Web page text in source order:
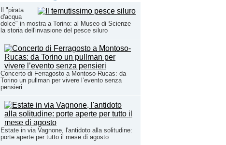
Il "pirata
d'acqua
dolce" in mostra a Torino: al Museo di Scienze
la storia dell'invasione del pesce siluro
Concerto di Ferragosto a Montoso-Rucas: da
Torino un pullman per vivere l’evento senza
pensieri
Estate in via Vagnone, l'antidoto alla solitudine:
porte aperte per tutto il mese di agosto